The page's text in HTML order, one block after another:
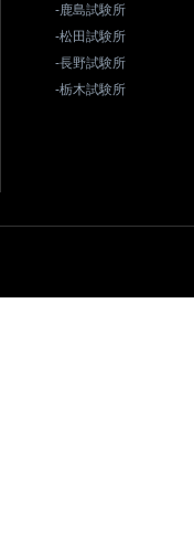
-鹿島試験所
-松田試験所
-長野試験所
-栃木試験所